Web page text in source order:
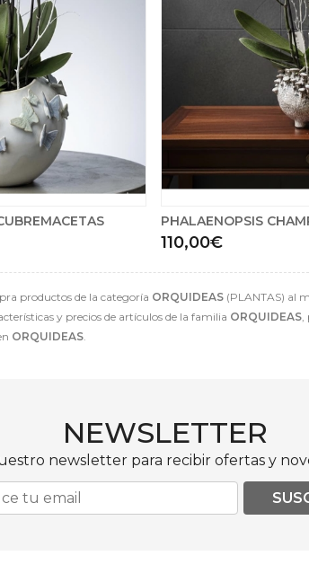
productos de la categoría ORQUIDEAS (PLANTAS) al
y precios de artículos de la familia ORQUIDEAS,
ORQUIDEAS.
PHALAENOPSIS
110,00€
NEWSLETTER
newsletter para recibir ofertas y